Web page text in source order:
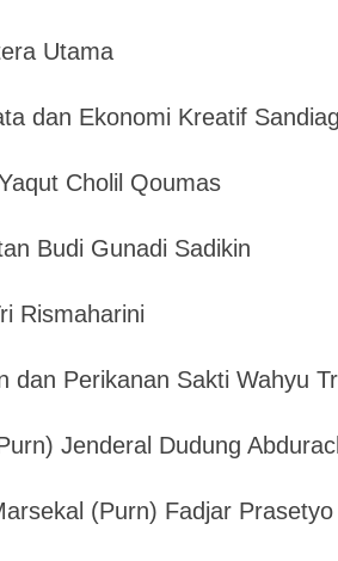
Utama
dan Ekonomi Kreatif
Cholil Qoumas
Budi Gunadi Sadikin
Rismaharini
dan Perikanan Sakti Wahyu
Jenderal Dudung
(Purn) Fadjar Prasetyo